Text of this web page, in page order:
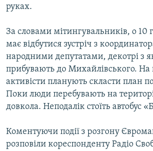
ВІДЕОУРОКИ «ELIFBE»
УКРАЇНСЬКА ПРОБЛЕМА КРИМУ
ІНФОГРАФІКА
Русский
Qırımtatar
ДОЛУЧАЙСЯ!
Усі сайти RFE/RL
руках.
За словами мітингувальників, о 10
має відбутися зустріч з
народними депутатами, декотрі з
прибувають до Михайлівського. На
активісти планують скласти план
Поки люди перебувають на
довкола. Неподалік стоїть автобус
Коментуючи події з розгону
розповіли кореспонденту Радіо